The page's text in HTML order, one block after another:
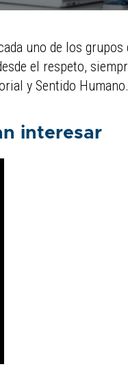
uno de los
el respeto,
y Sentido Humano.
interesar